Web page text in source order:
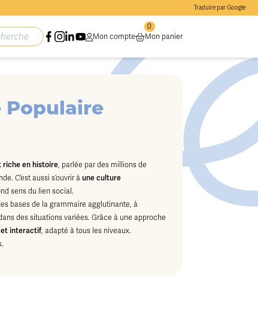
Traduire par Google
Mon compte Mon panier
0
Populaire
riche en histoire, parlée par des millions de
C’est aussi s’ouvrir à une culture
sens du lien social.
bases de la grammaire agglutinante, à
des situations variées. Grâce à une approche
et interactif, adapté à tous les niveaux.